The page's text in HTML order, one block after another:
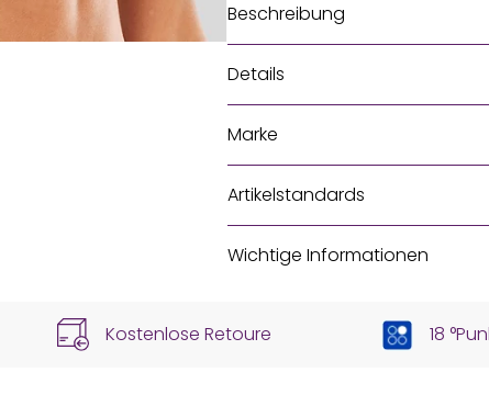
Beschreibung
Details
Marke
Artikelstandards
Wichtige Informationen
Kostenlose Retoure 18